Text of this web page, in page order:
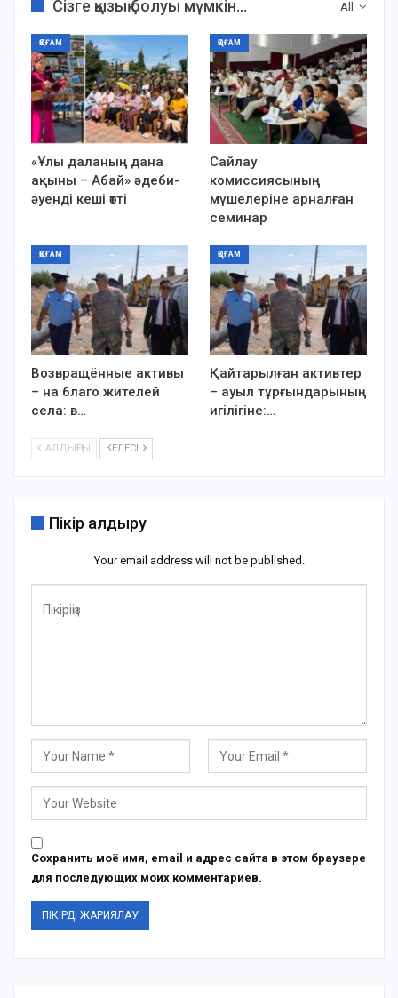
All
Сізге қызық болуы мүмкін...
ҚОҒАМ
«Ұлы даланың дана
ақыны – Абай» әдеби-
әуенді кеші өтті
ҚОҒАМ
Сайлау
комиссиясының
мүшелеріне арналған
семинар
ҚОҒАМ
Возвращённые активы
– на благо жителей
села: в…
ҚОҒАМ
Қайтарылған активтер
– ауыл тұрғындарының
игілігіне:…
АЛДЫҢҒЫ КЕЛЕСІ
Пікір қалдыру
Your email address will not be published.
Сохранить моё имя, email и адрес сайта в этом браузере
для последующих моих комментариев.